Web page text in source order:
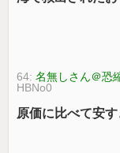
64:名無しさん＠恐
HBNo0
原価に比べて安